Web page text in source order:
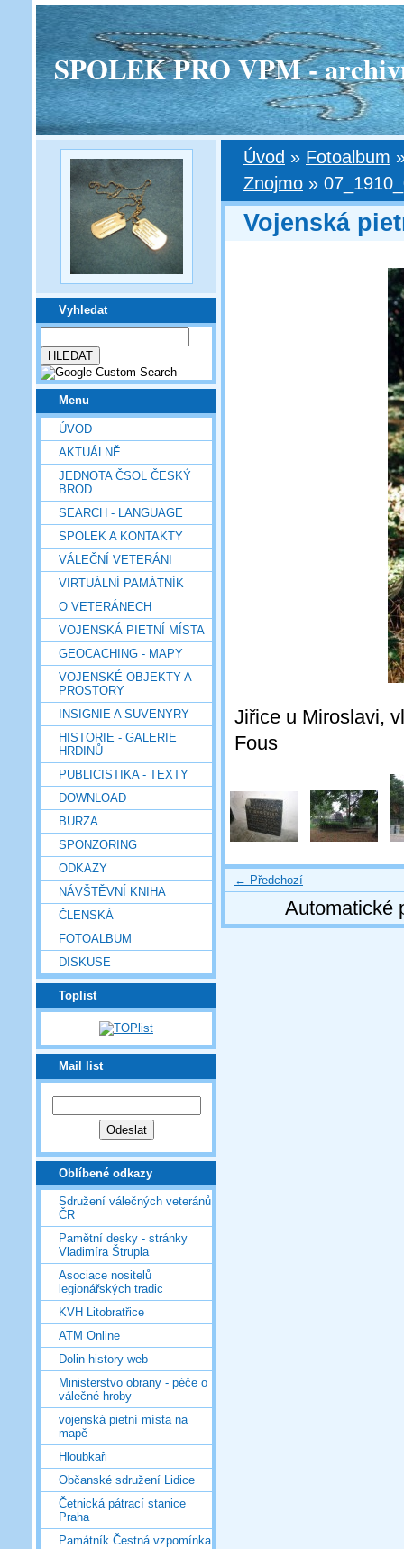
SPOLEK PRO VPM -
Vyhledat
Menu
ÚVOD
AKTUÁLNĚ
JEDNOTA ČSOL ČESKÝ
BROD
SEARCH - LANGUAGE
SPOLEK A KONTAKTY
VÁLEČNÍ VETERÁNI
VIRTUÁLNÍ PAMÁTNÍK
O VETERÁNECH
VOJENSKÁ PIETNÍ MÍSTA
GEOCACHING - MAPY
VOJENSKÉ OBJEKTY A
PROSTORY
INSIGNIE A SUVENYRY
HISTORIE - GALERIE
HRDINŮ
PUBLICISTIKA - TEXTY
DOWNLOAD
BURZA
SPONZORING
ODKAZY
NÁVŠTĚVNÍ KNIHA
ČLENSKÁ
FOTOALBUM
DISKUSE
Toplist
Mail list
Oblíbené odkazy
Sdružení válečných veteránů
ČR
Pamětní desky - stránky
Vladimíra Štrupla
Asociace nositelů
legionářských tradic
KVH Litobratřice
ATM Online
Dolin history web
Ministerstvo obrany - péče o
válečné hroby
vojenská pietní místa na
mapě
Hloubkaři
Občanské sdružení Lidice
Četnická pátrací stanice
Praha
Památník Čestná vzpomínka
Úvod » Fotoalbum
Znojmo »
Vojenská
Jiřice u Miroslavi,
Fous
← Předchozí
Automatické